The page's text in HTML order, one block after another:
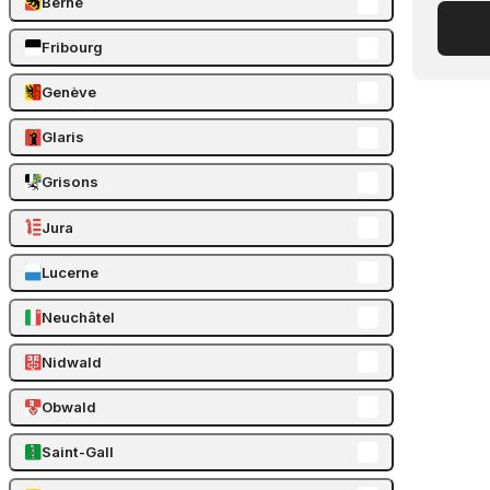
Fribourg
Genève
Glaris
Grisons
Jura
Lucerne
Neuchâtel
Nidwald
Obwald
Saint-Gall